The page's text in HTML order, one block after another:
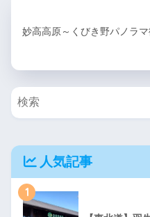
妙高高原～くびき野パノラ
人気記事
1